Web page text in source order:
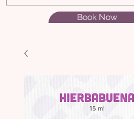
Book Now